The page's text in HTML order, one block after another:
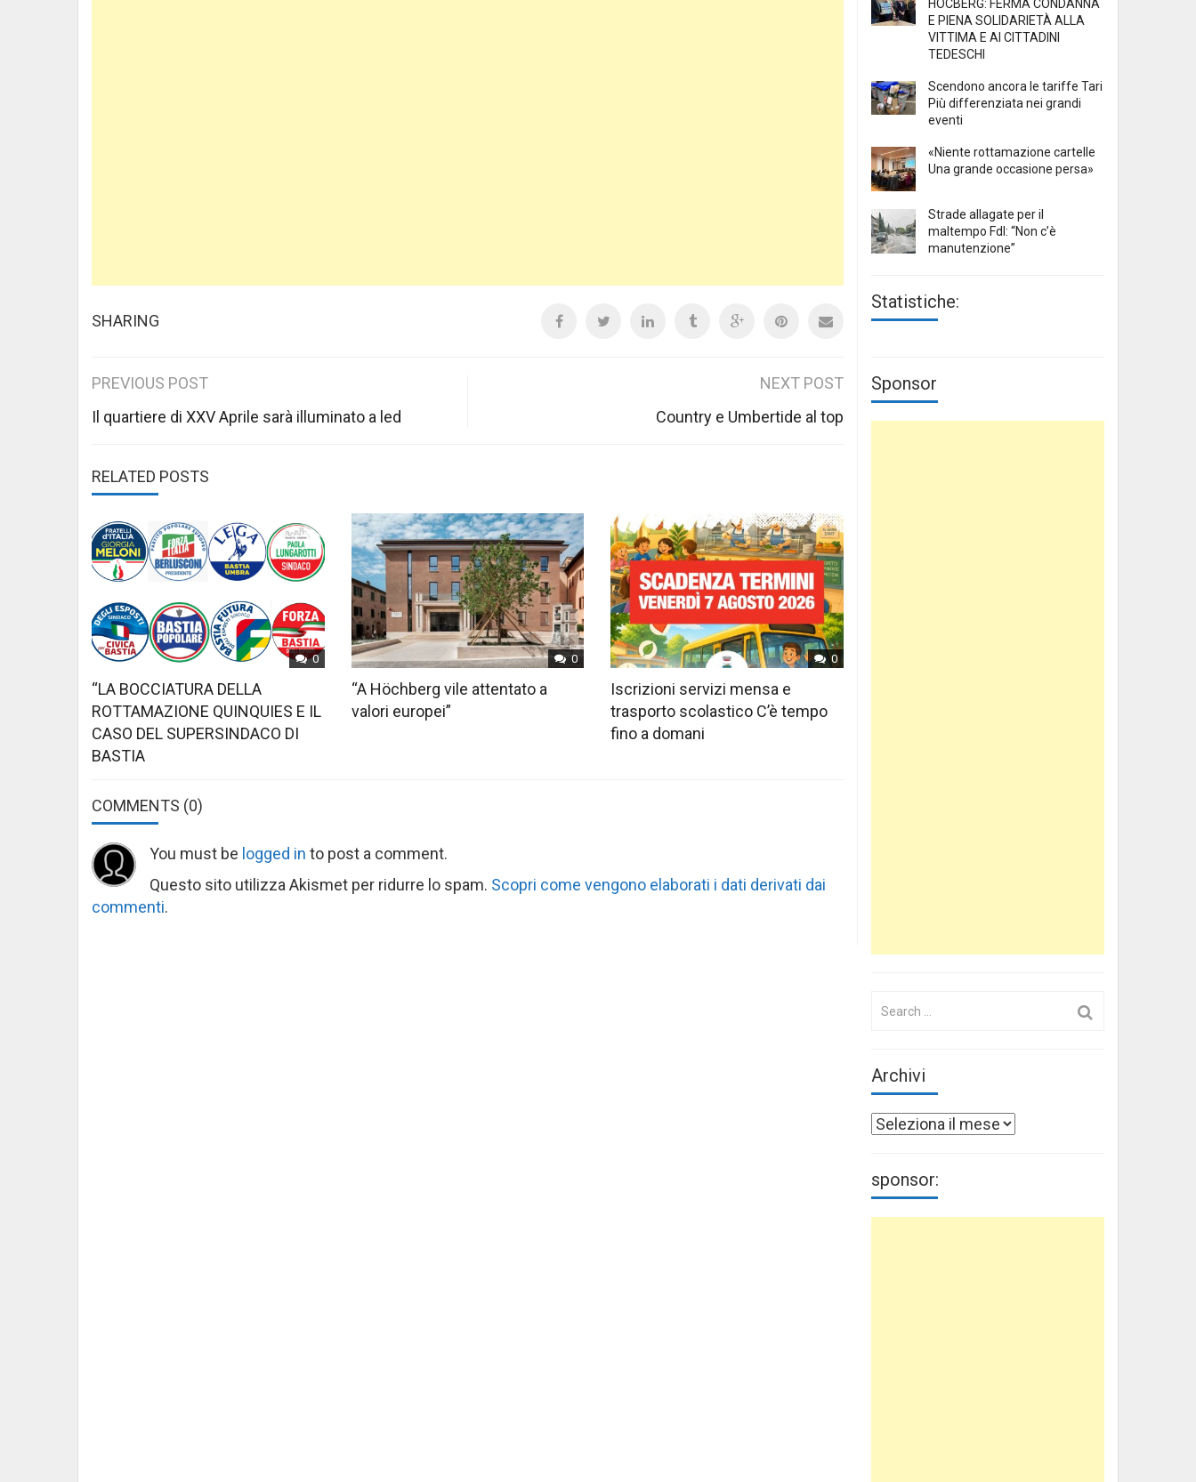
SHARING
Post
navigation
PREVIOUS POST
Il quartiere di XXV Aprile sarà illuminato a led
NEXT POST
Country e Umbertide al top
RELATED POSTS
0
“LA BOCCIATURA DELLA
ROTTAMAZIONE QUINQUIES E IL
CASO DEL SUPERSINDACO DI
BASTIA
0
“A Höchberg vile attentato a
valori europei”
0
Iscrizioni servizi mensa e
trasporto scolastico C’è tempo
fino a domani
COMMENTS (0)
You must be logged in to post a comment.
Questo sito utilizza Akismet per ridurre lo spam. Scopri come vengono elaborati i dati derivati dai
commenti.
HÖCBERG: FERMA CONDANNA
E PIENA SOLIDARIETÀ ALLA
VITTIMA E AI CITTADINI
TEDESCHI
Scendono ancora le tariffe Tari
Più differenziata nei grandi
eventi
«Niente rottamazione cartelle
Una grande occasione persa»
Strade allagate per il
maltempo FdI: “Non c’è
manutenzione”
Statistiche:
Sponsor
Archivi
Archivi
sponsor: